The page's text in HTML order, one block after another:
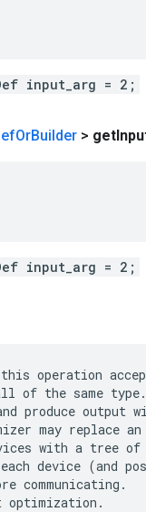
input_arg = 2;
OrBuilder > get
input_arg = 2;
operation
of the same
produce output
may replace an
with a tree of
device (and
communicating.
optimization.